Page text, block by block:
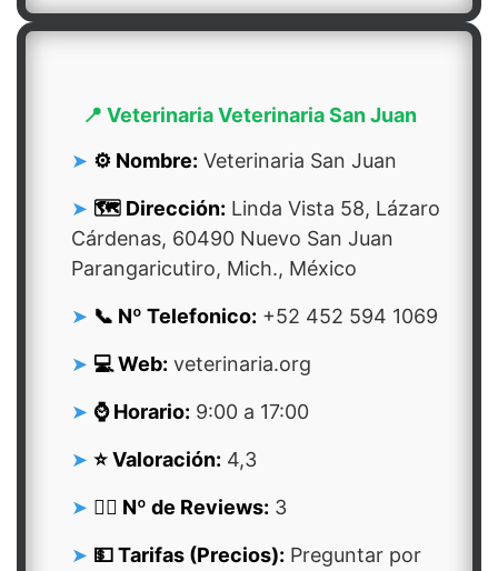
📍 Veterinaria Veterinaria San Juan
⚙️ Nombre: Veterinaria San Juan
🗺️ Dirección: Linda Vista 58, Lázaro
Cárdenas, 60490 Nuevo San Juan
Parangaricutiro, Mich., México
📞 Nº Telefonico: +52 452 594 1069
💻 Web: veterinaria.org
⌚ Horario: 9:00 a 17:00
⭐ Valoración: 4,3
👍🏻 Nº de Reviews: 3
💵 Tarifas (Precios): Preguntar por